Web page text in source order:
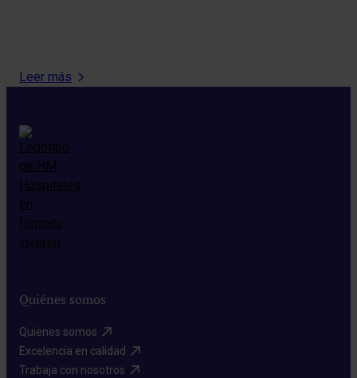
Leer más
Quiénes somos
Quienes somos​
Excelencia en calidad​
Trabaja con nosotros​